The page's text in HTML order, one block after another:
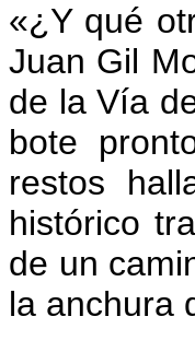
«¿Y qué
Juan Gil
de la Vía
bote
restos
histórico
de un
la anchura